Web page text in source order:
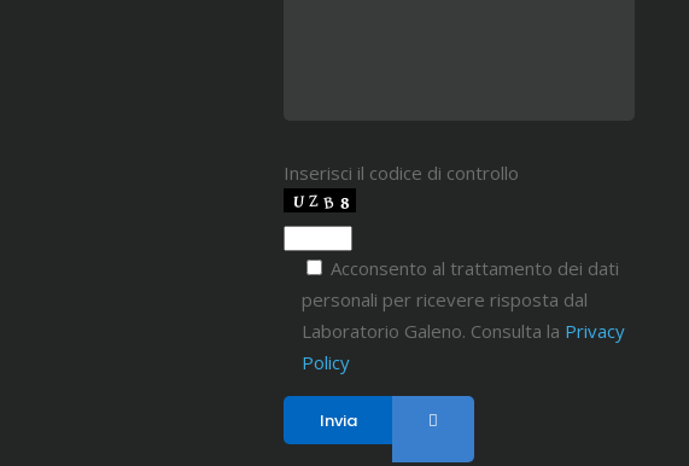
Inserisci il codice di controllo
Acconsento al trattamento dei dati
personali per ricevere risposta dal
Laboratorio Galeno. Consulta la Privacy
Policy